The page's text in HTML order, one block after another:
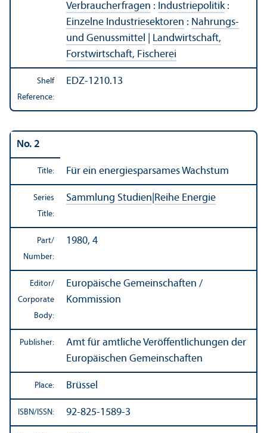
Verbraucherfragen : Industriepolitik:
Einzelne Industriesektoren : Nahrungs-
und Genussmittel
Landwirtschaft,
Forstwirtschaft, Fischerei
Shelf
Reference:
EDZ-1210.13
No. 2
Title: Für ein energiesparsames Wachstum
Series
Title:
Sammlung Studien Reihe Energie
Part/
Number:
1980, 4
Editor/
Corporate
Body:
Europäische Gemeinschaften /
Kommission
Publisher:
Amt für amtliche Veröffentlichungen der
Europäischen Gemeinschaften
Place: Brüssel
ISBN/ISSN: 92-825-1589-3